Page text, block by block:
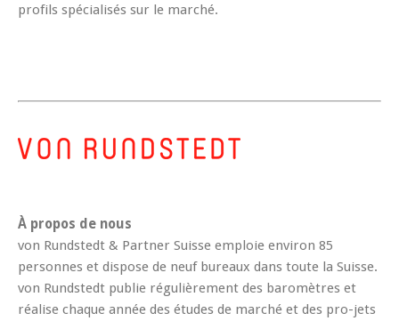
profils spécialisés sur le marché.
À propos de nous
von Rundstedt & Partner Suisse emploie environ 85
personnes et dispose de neuf bureaux dans toute la Suisse.
von Rundstedt publie régulièrement des baromètres et
réalise chaque année des études de marché et des pro-jets